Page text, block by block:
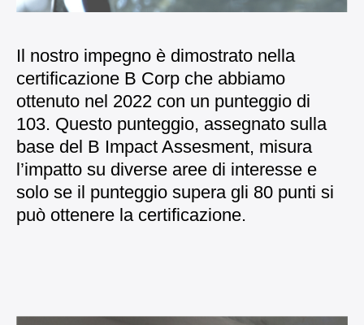
Il nostro impegno è dimostrato nella
certificazione B Corp che abbiamo
ottenuto nel 2022 con un punteggio di
103. Questo punteggio, assegnato sulla
base del B Impact Assesment, misura
l’impatto su diverse aree di interesse e
solo se il punteggio supera gli 80 punti si
può ottenere la certificazione.